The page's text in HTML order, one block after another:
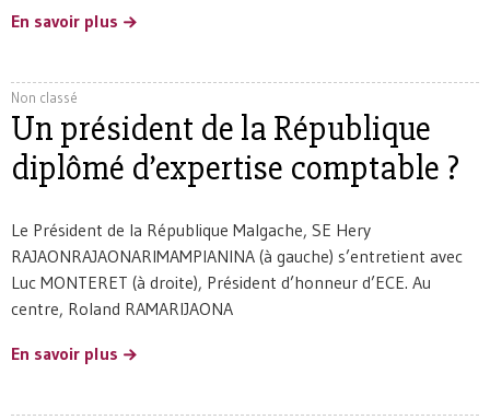
En savoir plus
Non classé
Un président de la République
diplômé d’expertise comptable ?
Le Président de la République Malgache, SE Hery
RAJAONRAJAONARIMAMPIANINA (à gauche) s’entretient avec
Luc MONTERET (à droite), Président d’honneur d’ECE. Au
centre, Roland RAMARIJAONA
En savoir plus